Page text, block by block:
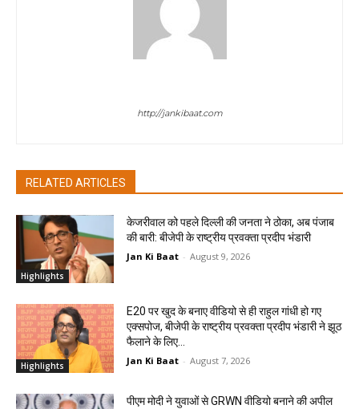
http://jankibaat.com
RELATED ARTICLES
Highlights
केजरीवाल को पहले दिल्ली की जनता ने ठोका, अब पंजाब
की बारी: बीजेपी के राष्ट्रीय प्रवक्ता प्रदीप भंडारी
Jan Ki Baat - August 9, 2026
Highlights
E20 पर खुद के बनाए वीडियो से ही राहुल गांधी हो गए
एक्सपोज, बीजेपी के राष्ट्रीय प्रवक्ता प्रदीप भंडारी ने झूठ
फैलाने के लिए...
Jan Ki Baat - August 7, 2026
पीएम मोदी ने युवाओं से GRWN वीडियो बनाने की अपील